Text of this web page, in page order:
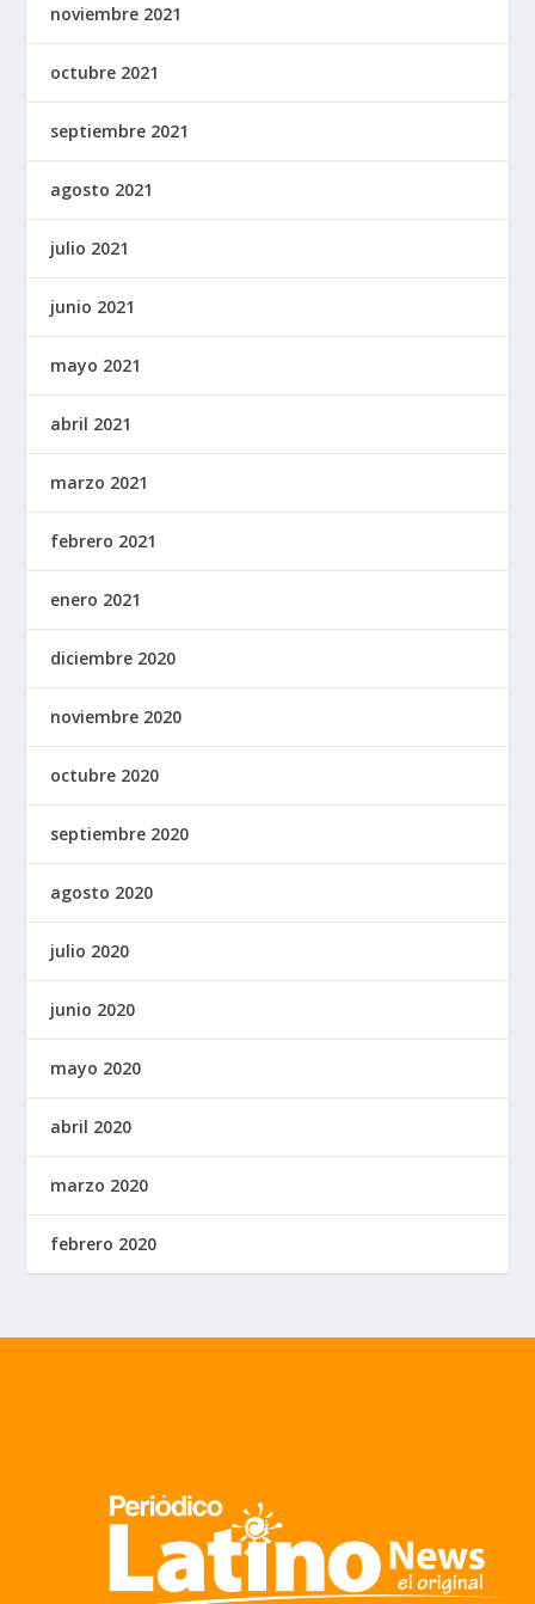
noviembre 2021
octubre 2021
septiembre 2021
agosto 2021
julio 2021
junio 2021
mayo 2021
abril 2021
marzo 2021
febrero 2021
enero 2021
diciembre 2020
noviembre 2020
octubre 2020
septiembre 2020
agosto 2020
julio 2020
junio 2020
mayo 2020
abril 2020
marzo 2020
febrero 2020